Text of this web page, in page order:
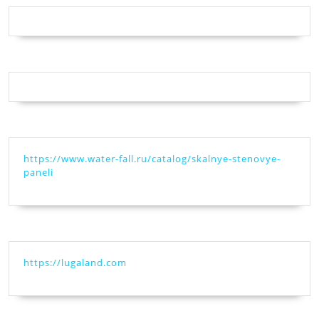
https://www.water-fall.ru/catalog/skalnye-stenovye-
paneli
https://lugaland.com